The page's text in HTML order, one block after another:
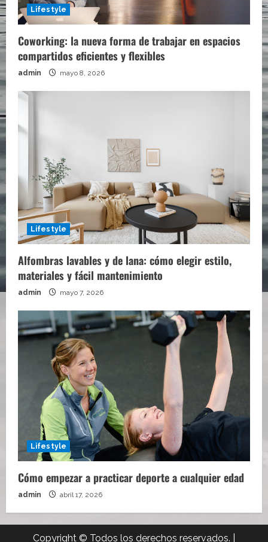
Lifestyle
Coworking: la nueva forma de trabajar en espacios
compartidos eficientes y flexibles
admin mayo 8, 2026
Lifestyle
Alfombras lavables y de lana: cómo elegir estilo,
materiales y fácil mantenimiento
admin mayo 7, 2026
Lifestyle
Cómo empezar a practicar deporte a cualquier edad
admin abril 17, 2026
Copyright © Todos los derechos reservados.